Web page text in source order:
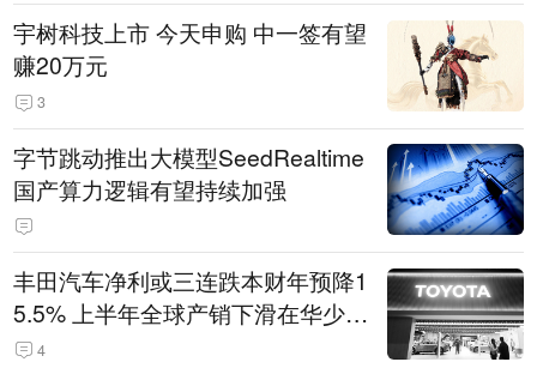
宇树科技上市 今天申购 中一签有望
赚20万元
3
字节跳动推出大模型SeedRealtime
国产算力逻辑有望持续加强
丰田汽车净利或三连跌本财年预降1
5.5% 上半年全球产销下滑在华少卖
14.3万辆
4